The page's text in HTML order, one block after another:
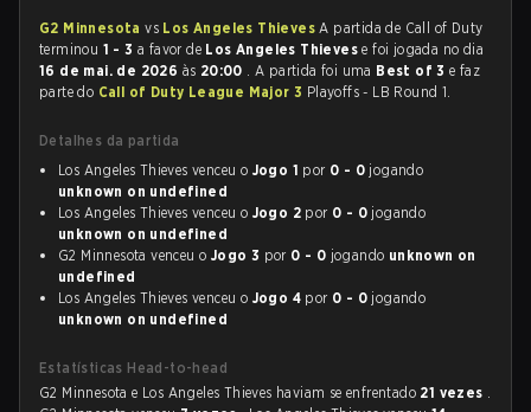
G2 Minnesotavs Los Angeles ThievesA partida de Call of Duty
terminou 1 - 3 a favor de Los Angeles Thievese foi jogada no dia
16 de mai. de 2026 às 20:00 . A partida foi uma Best of 3e faz
parte do Call of Duty League Major 3 Playoffs - LB Round 1.
Detalhes da partida
Los Angeles Thieves venceu o Jogo 1 por 0 - 0 jogando
unknown on undefined
Los Angeles Thieves venceu o Jogo 2 por 0 - 0 jogando
unknown on undefined
G2 Minnesota venceu o Jogo 3 por 0 - 0 jogando unknown on
undefined
Los Angeles Thieves venceu o Jogo 4 por 0 - 0 jogando
unknown on undefined
Estatísticas Head-to-head
G2 Minnesota e Los Angeles Thieves haviam se enfrentado 21 vezes .